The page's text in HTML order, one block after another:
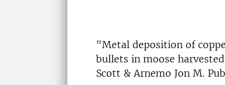
"Metal deposition of
bullets in moose
Scott & Arnemo Jon M.